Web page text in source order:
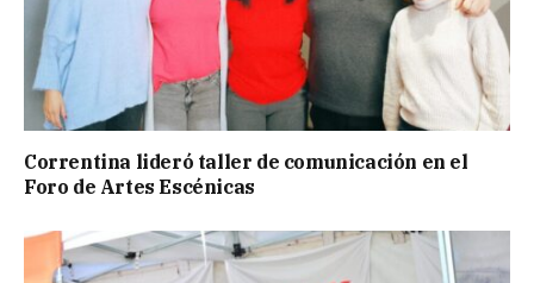
Correntina lideró taller de comunicación en el
Foro de Artes Escénicas